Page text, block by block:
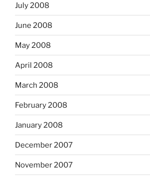
July 2008
June 2008
May 2008
April 2008
March 2008
February 2008
January 2008
December 2007
November 2007